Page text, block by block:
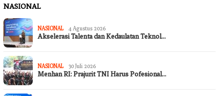
NASIONAL
NASIONAL 4 Agustus 2026
Akselerasi Talenta dan Kedaulatan Teknol…
NASIONAL 30 Juli 2026
Menhan RI: Prajurit TNI Harus Pofesional…